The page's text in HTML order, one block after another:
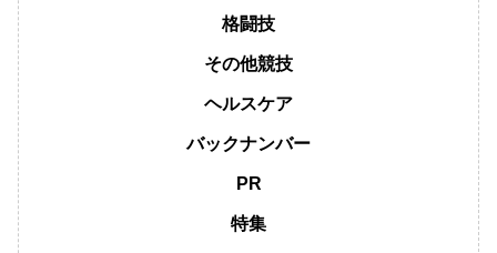
格闘技
その他競技
ヘルスケア
バックナンバー
PR
特集